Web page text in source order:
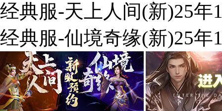
经典服-天上人间(新)25年
经典服-仙境奇缘(新)25年